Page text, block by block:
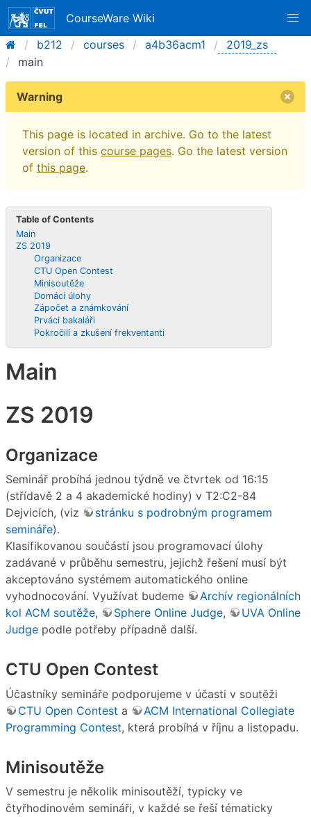
CourseWare Wiki
b212
courses a4b36acm1
2019_zs
main
Warning
This page is located in archive. Go to the latest
version of this course pages. Go the latest version
of this page.
Table of Contents
Main
ZS 2019
Organizace
CTU Open Contest
Minisoutěže
Domácí úlohy
Zápočet a známkování
Prváci bakaláři
Pokročilí a zkušení frekventanti
Main
ZS 2019
Organizace
Seminář probíhá jednou týdně ve čtvrtek od 16:15
(střídavě 2 a 4 akademické hodiny) v T2:C2-84
Dejvicích, (viz
stránku s podrobným programem
semináře).
Klasifikovanou součástí jsou programovací úlohy
zadávané v průběhu semestru, jejichž řešení musí být
akceptováno systémem automatického online
vyhodnocování. Využívat budeme
Archív regionálních
kol ACM soutěže, Sphere Online Judge,
UVA Online
Judge podle potřeby případně další.
CTU Open Contest
Účastníky semináře podporujeme v účasti v soutěži
CTU Open Contest a
ACM International Collegiate
Programming Contest, která probíhá v říjnu a listopadu.
Minisoutěže
V semestru je několik minisoutěží, typicky ve
čtyřhodinovém semináři, v každé se řeší tématicky